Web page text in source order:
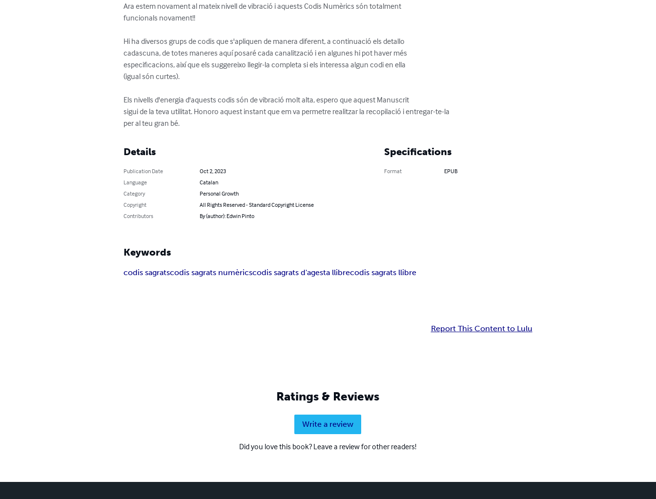
Ara estem novament al mateix nivell de vibració i aquests Codis Numèrics són totalment
funcionals novament!!
Hi ha diversos grups de codis que s'apliquen de manera diferent, a continuació els detallo
cadascuna, de totes maneres aquí posaré cada canalització i en algunes hi pot haver més
especificacions, així que els suggereixo llegir-la completa si els interessa algun codi en ella
(igual són curtes).
Els nivells d'energia d'aquests codis són de vibració molt alta, espero que aquest Manuscrit
sigui de la teva utilitat. Honoro aquest instant que em va permetre realitzar la recopilació i entregar-te-la
per al teu gran bé.
Details
Publication Date
Oct 2, 2023
Language
Catalan
Category
Personal Growth
Copyright
All Rights Reserved - Standard Copyright License
Contributors
By (author): Edwin Pinto
Specifications
Format EPUB
Keywords
codis sagratscodis sagrats numèricscodis sagrats d'agesta llibrecodis sagrats llibre
Report This Content to Lulu
Ratings & Reviews
Write a review
Did you love this book? Leave a review for other readers!